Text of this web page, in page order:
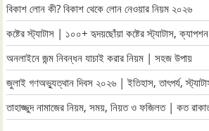
বিকাশ লোন কী? বিকাশ থেকে লোন নেওয়ার নিয়ম ২০২৬
কষ্টের স্ট্যাটাস | ১০০+ হৃদয়ছোঁয়া কষ্টের স্ট্যাটাস,
অনলাইনে জন্ম নিবন্ধন যাচাই করার নিয়ম | সহজ উপায়
জুলাই গণঅভ্যুত্থান দিবস ২০২৬ | ইতিহাস, তাৎপর্য,
তাহাজ্জুদ নামাজের নিয়ম, সময়, নিয়ত ও ফজিলত | কত